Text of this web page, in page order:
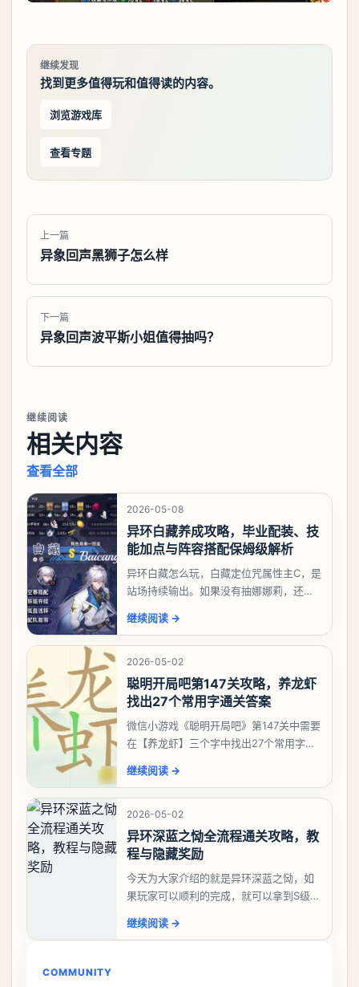
继续发现
找到更多值得玩和值得读的内容。
浏览游戏库
查看专题
上一篇
异象回声黑狮子怎么样
下一篇
异象回声波平斯小姐值得抽吗？
继续阅读
相关内容
查看全部
2026-05-08
异环白藏养成攻略，毕业配装、技
能加点与阵容搭配保姆级解析
异环白藏怎么玩，白藏定位咒属性主C，是
站场持续输出。如果没有抽娜娜莉，还没
有娜娜莉缺另外一个二队C想打深渊也可以
考虑养个白藏
继续阅读 →
2026-05-02
聪明开局吧第147关攻略，养龙虾
找出27个常用字通关答案
微信小游戏《聪明开局吧》第147关中需要
在【养龙虾】三个字中找出27个常用字，
大、夫、夰、巾、中、虫、下、虾、卜、
囗、吓、卟、
继续阅读 →
2026-05-02
异环深蓝之恸全流程通关攻略，教
程与隐藏奖励
今天为大家介绍的就是异环深蓝之恸，如
果玩家可以顺利的完成，就可以拿到S级弧
比较高的，对于那些新手玩家并不建议直
继续阅读 →
COMMUNITY